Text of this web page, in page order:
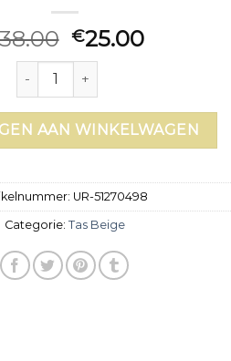
€25.00
tas beige aantal
AAN WINKELWAGEN
UR-51270498
Categorie: Tas Beige